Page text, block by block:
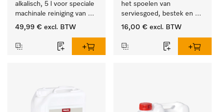
alkalisch, 5 l voor speciale
machinale reiniging van
laboratoriumglaswerk en -
49,99 € excl. BTW
het spoelen van
serviesgoed, bestek en
ideaal voor glazen.
16,00 € excl. BTW